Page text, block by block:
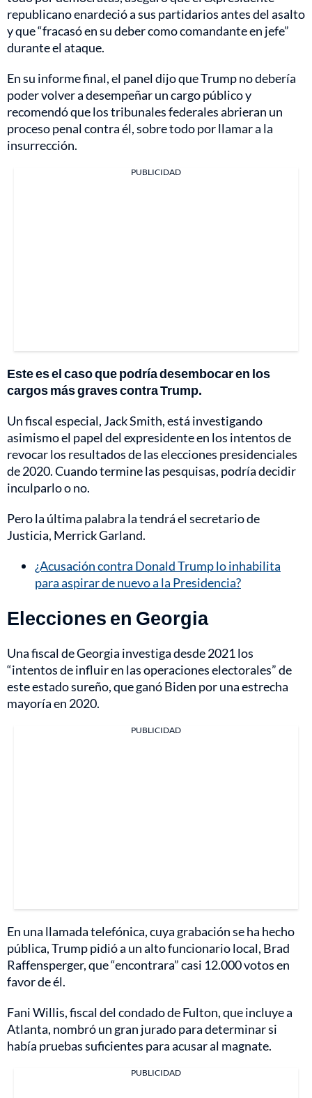
republicano enardeció a sus partidarios antes del asalto
y que “fracasó en su deber como comandante en jefe”
durante el ataque.
En su informe final, el panel dijo que Trump no debería
poder volver a desempeñar un cargo público y
recomendó que los tribunales federales abrieran un
proceso penal contra él, sobre todo por llamar a la
insurrección.
PUBLICIDAD
Este es el caso que podría desembocar en los
cargos más graves contra Trump.
Un fiscal especial, Jack Smith, está investigando
asimismo el papel del expresidente en los intentos de
revocar los resultados de las elecciones presidenciales
de 2020. Cuando termine las pesquisas, podría decidir
inculparlo o no.
Pero la última palabra la tendrá el secretario de
Justicia, Merrick Garland.
¿Acusación contra Donald Trump lo inhabilita
para aspirar de nuevo a la Presidencia?
Elecciones en Georgia
Una fiscal de Georgia investiga desde 2021 los
“intentos de influir en las operaciones electorales” de
este estado sureño, que ganó Biden por una estrecha
mayoría en 2020.
PUBLICIDAD
En una llamada telefónica, cuya grabación se ha hecho
pública, Trump pidió a un alto funcionario local, Brad
Raffensperger, que “encontrara” casi 12.000 votos en
favor de él.
Fani Willis, fiscal del condado de Fulton, que incluye a
Atlanta, nombró un gran jurado para determinar si
había pruebas suficientes para acusar al magnate.
PUBLICIDAD